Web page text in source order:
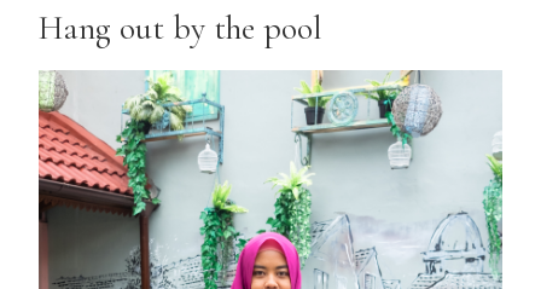
Hang out by the pool